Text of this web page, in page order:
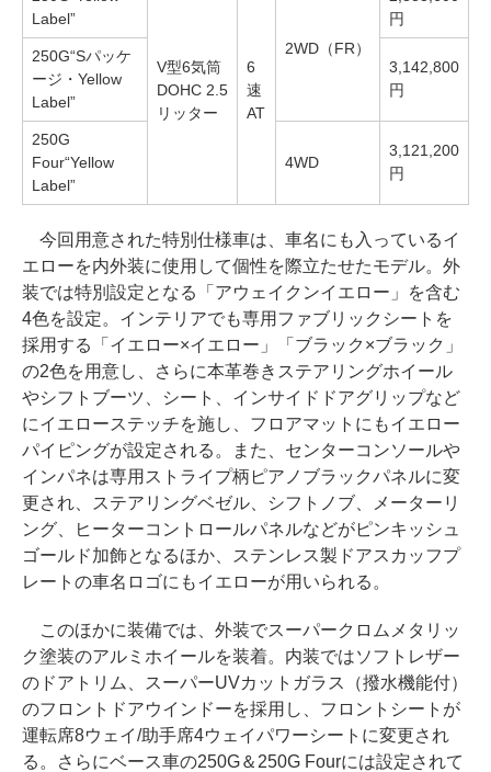
Label”
V型6気筒
DOHC 2.5
リッター
6
速
AT
2WD（FR）
円
250G“Sパッケ
ージ・Yellow
Label”
3,142,800
円
250G
Four“Yellow
Label”
4WD
3,121,200
円
今回用意された特別仕様車は、車名にも入っているイ
エローを内外装に使用して個性を際立たせたモデル。外
装では特別設定となる「アウェイクンイエロー」を含む
4色を設定。インテリアでも専用ファブリックシートを
採用する「イエロー×イエロー」「ブラック×ブラック」
の2色を用意し、さらに本革巻きステアリングホイール
やシフトブーツ、シート、インサイドドアグリップなど
にイエローステッチを施し、フロアマットにもイエロー
パイピングが設定される。また、センターコンソールや
インパネは専用ストライプ柄ピアノブラックパネルに変
更され、ステアリングベゼル、シフトノブ、メーターリ
ング、ヒーターコントロールパネルなどがピンキッシュ
ゴールド加飾となるほか、ステンレス製ドアスカッフプ
レートの車名ロゴにもイエローが用いられる。
このほかに装備では、外装でスーパークロムメタリッ
ク塗装のアルミホイールを装着。内装ではソフトレザー
のドアトリム、スーパーUVカットガラス（撥水機能付）
のフロントドアウインドーを採用し、フロントシートが
運転席8ウェイ/助手席4ウェイパワーシートに変更され
る。さらにベース車の250G＆250G Fourには設定されて